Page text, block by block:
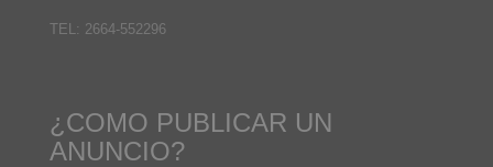
TEL: 2664-552296
¿COMO PUBLICAR UN
ANUNCIO?